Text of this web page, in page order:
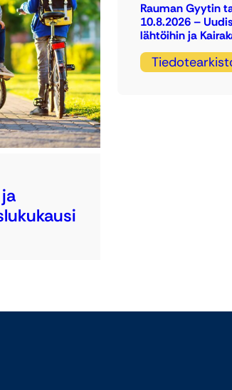
Rauman Gyytin
10.8.2026 –
lähtöihin ja